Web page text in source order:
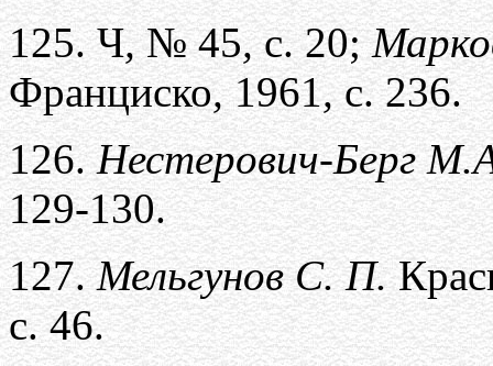
125.Ч,№ 45,с. 20;
Франциско,1961,с. 236.
126.Нестерович-Берг
129-130.
127.Мельгунов С. П.
с. 46.